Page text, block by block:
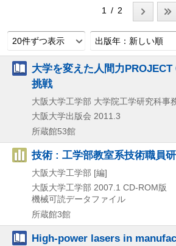
1 / 2
20件ずつ表示 出版年：新しい順
大学を変えた人間力
挑戦
大阪大学工学部 大学院工学研究科事
大阪大学出版会 2011.3
所蔵館53館
技術 : 工学部教室系技術職員
大阪大学工学部 [編]
大阪大学工学部 2007.1 CD-ROM版
機械可読データファイル
所蔵館3館
High-power lasers in